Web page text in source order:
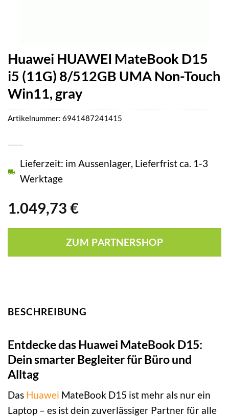
Huawei HUAWEI MateBook D15
i5 (11G) 8/512GB UMA Non-Touch
Win11, gray
1.049,73 €
Lieferzeit: im Aussenlager, Lieferfrist ca. 1-3
Werktage
ZUM PARTNERSHOP
Artikelnummer: 6941487241415
BESCHREIBUNG
Entdecke das Huawei MateBook D15:
Dein smarter Begleiter für Büro und
Alltag
Das Huawei MateBook D15 ist mehr als nur ein
Laptop – es ist dein zuverlässiger Partner für alle